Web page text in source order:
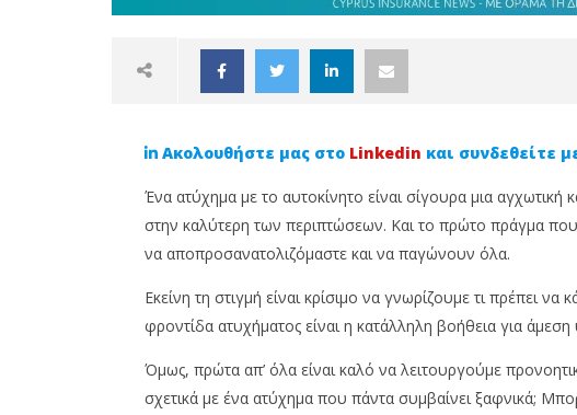
NOW VIEWING
Φροντίδα ατυχήματος: Όσα
πρέπει να γνωρίζεις
5
Ιουνίου,
Από σύμβουλος σε
Το Cyprus
ενδυναμώνει την
επαγγελματική
Ακολουθήστε μας στο Linkedin και συνδεθείτε
Ένα ατύχημα με το αυτοκίνητο είναι σίγουρα μια αγχωτική
στην καλύτερη των περιπτώσεων. Και το πρώτο πράγμα
να αποπροσανατολιζόμαστε και να παγώνουν όλα.
Εκείνη τη στιγμή είναι κρίσιμο να γνωρίζουμε τι πρέπει
φροντίδα ατυχήματος είναι η κατάλληλη βοήθεια για
Όμως, πρώτα απ’ όλα είναι καλό να λειτουργούμε
σχετικά με ένα ατύχημα που πάντα συμβαίνει ξαφνικά;